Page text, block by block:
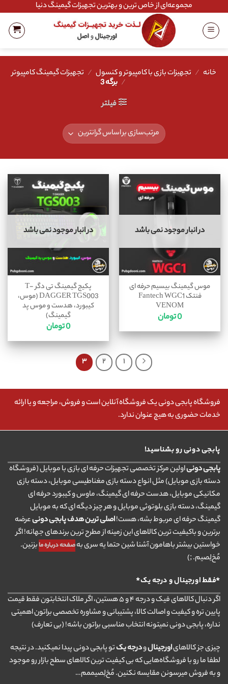
content
مجموعه‌ای از خاص ترین و بهترین تجهیزات گیمینگ دنیا
خانه / تجهیزات بازی با کامپیوتر و کنسول / تجهیزات گیمینگ کامپیوتر
/ برگه 3
فیلتر
در انبار موجود نمی باشد
موس گیمینگ بیسیم حرفه ای
فنتک Fantech WGC1
VENOM
0تومان
در انبار موجود نمی باشد
پکیج گیمینگ تی دگر T-
DAGGER TGS003 (موس،
کیبورد، هدست و موس پد
گیمینگ)
0تومان
۱ ۲ ۳
فروشگاه پابجی دونی یک فروشگاه آنلاین است و فروش، مراجعه و یا ارائه
خدمات حضوری به هیچ عنوان ندارد.
پابجی دونی رو بشناسید!
پابجی دونیاولین مرکز تخصصی تجهیزات حرفه ای بازی با موبایل (فروشگاه
دسته بازی موبایل) مثل انواع دسته بازی مغناطیسی موبایل، دسته بازی
مکانیکی موبایل، هدست حرفه ای گیمینگ، ماوس و کیبورد حرفه ای
گیمینگ، دسته بازی بلوتوثی موبایل و هر چیز دیگه ای که به موبایل
گیمینگ حرفه ای مربوط بشه، هست!اصلی ترین هدف پابجی دونیعرضه
برترین و باکیفیت ترین کالاهای این زمینه از مطرح ترین برندهای جهانه! اگر
خواستین بیشتر باهامون آشنا شین حتما یه سری بهصفحه درباره ما بزنین.
مُخ‌لِصیم. ;)
*فقط اورجینال و درجه یک*
اگر دنبال کالاهای فیک و درجه ۴ و ۵ هستین، اگر ملاک انتخابتون فقط قیمت
پایین تره و کیفیت و اصالت کالا، پشتیبانی و مشاوره تخصصی براتون اهمیتی
نداره، پابجی دونی نمیتونه انتخاب مناسبی براتون باشه! (بی تعارف)
چیزی جز کالاهایاورجینالودرجه یکتو پابجی دونی پیدا نمیکنید. در نتیجه
لطفا ما رو با فروشگاه‌هایی که بی کیفیت ترین کالاهای سطح بازار رو موجود
و به فروش میرسونن مقایسه نکنین. مُخ‌لِصیممم…